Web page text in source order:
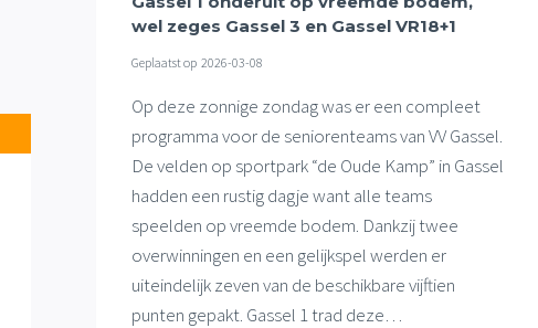
wel zeges Gassel 3 en Gassel VR18+1
Geplaatst op 2026-03-08
Op deze zonnige zondag was er een compleet
programma voor de seniorenteams van VV Gassel.
De velden op sportpark “de Oude Kamp” in Gassel
hadden een rustig dagje want alle teams
speelden op vreemde bodem. Dankzij twee
overwinningen en een gelijkspel werden er
uiteindelijk zeven van de beschikbare vijftien
punten gepakt. Gassel 1 trad deze…